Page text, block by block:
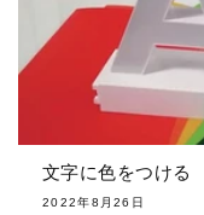
文字に色をつける
2022年8月26日